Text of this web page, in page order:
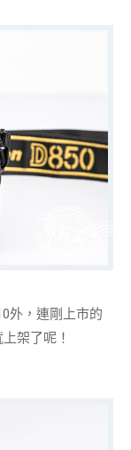
外，連剛上市的
架了呢！